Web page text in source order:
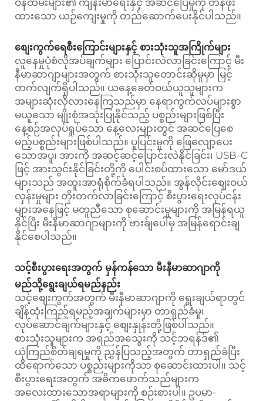
ဝန်ထမ်းများ၏ ကျန်းမာရေးနှင့် အဆင်ပြေမှုကို တန်ဖိုး
ထားသော ယဉ်ကျေးမှုကို တည်ဆောက်ပေးနိုင်ပါသည်။
စျေးကွက်ရေစီးကြောင်းများနှင့် စားသုံးသူအကြိုက်များ
လူနေမှုပုံစံလိုအပ်ချက်များ ပြောင်းလဲလာခြင်းကြောင့် မီး
နီမာဆာဂျာများအတွက် စားသုံးသူတောင်းဆိုမှုမှာ မြင့်
တက်လျက်ရှိပါသည်။ ယနေ့ခေတ်ဝယ်ယူသူများက
အများဆုံးလိုလားနေကြသည်မှာ နေရာကွက်လပ်များစွာ
မယူသော မျိုးစုံအသုံးပြုနိုင်သည့် ပစ္စည်းများဖြစ်ပြီး
နေ့စဉ်အလုပ်ရှုပ်သော နေ့လေးများတွင် အဆင်ပြေစေ
မည့်ပစ္စည်းများဖြစ်ပါသည်။ ပူပြင်းမှုကို ဖြေလျော့ပေး
သောအပူ၊ အားကို အဆင့်ဆင့်ပြောင်းလဲနိုင်ခြင်း၊ USB-C
ဖြင့် အားသွင်းနိုင်ခြင်းတို့ကို ပေါင်းစပ်ထားသော မော်ဒယ်
များသည် အထူးအာရုံစိုက်ခံရပါသည်။ အွန်လိုင်းစျေးဝယ်
လှန်းမှုများ တိုးတက်လာခြင်းကြောင့် စီးပွားရေးလုပ်ငန်း
များအနေဖြင့် မတူညီသော စုဆောင်းမှုများကို အမြန်ရယူ
နိုင်ပြီး မီးနီမာဆာဂျာများကို ဗားခ်ျပေါ်မှ အမြန်ရောင်းချ
နိုင်စေပါသည်။
သင့်စီးပွားရေးအတွက် မှန်ကန်သော မီးနီမာဆာဂျာကို
မည်သို့ရွေးချယ်ရမည်နည်း
သင့်စျေးကွက်အတွက် မီးနီမာဆာဂျာကို ရွေးချယ်ရာတွင်
ချိန်ထုံးကြည့်ရမည့်အချက်များမှာ တာရှည်ခံမှု၊
လုပ်ဆောင်ချက်များနှင့် စျေးနှုန်းတို့ဖြစ်ပါသည်။
စားသုံးသူများက အရည်အသွေးကို သင့်ဘရန်ဒ်၏
ယုံကြည်စိတ်ချရမှုကို ညွှန်ပြသည့်အတွက် တာရှည်ခံပြီး
ထိရောက်သော ပစ္စည်းများကိုသာ စုဆောင်းထားပါ။ သင့်
စီးပွားရေးအတွက် အဓိကဖောက်သည်များက
အလေးထားသောအရာများကို စဉ်းစားပါ။ ဥပမာ-